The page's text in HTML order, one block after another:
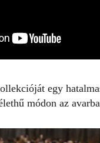
egy
módon az